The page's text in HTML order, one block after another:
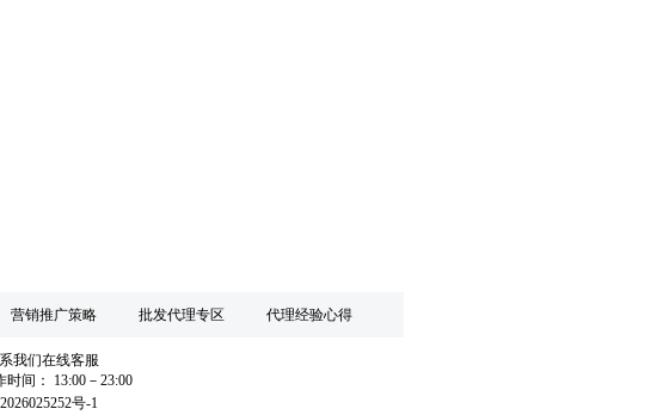
营销推广策略 批发代理专区 代理经验心得
我们在线客服
时间： 13:00－23:00
号-1